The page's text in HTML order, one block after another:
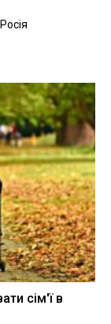
сім'ї в